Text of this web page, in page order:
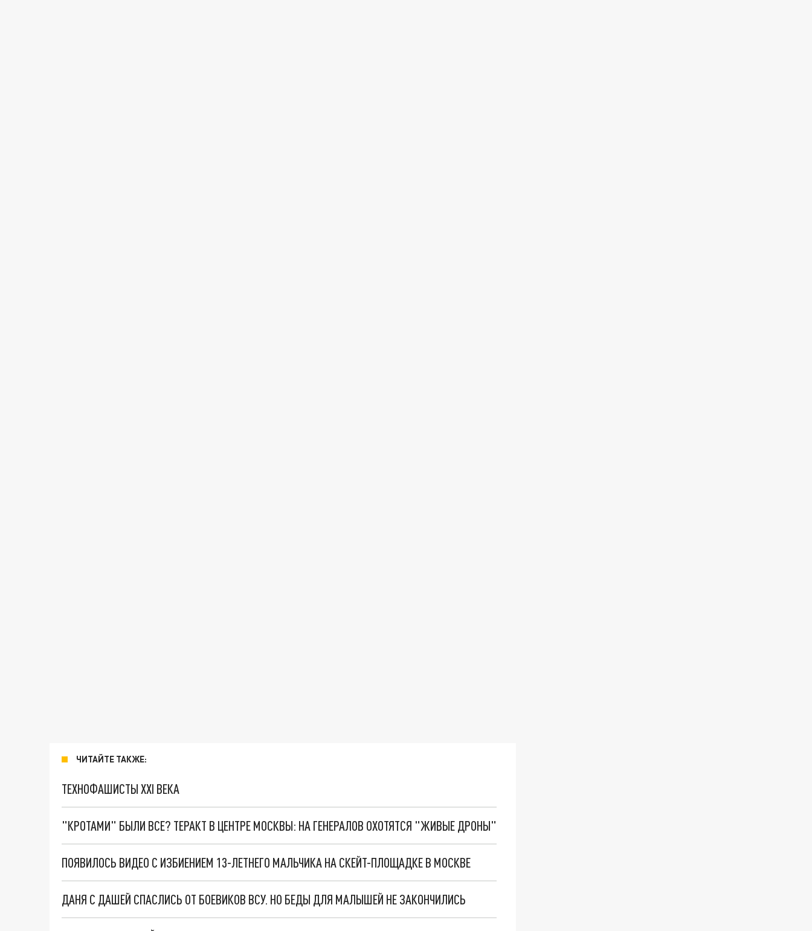
ЧИТАЙТЕ ТАКЖЕ:
ТЕХНОФАШИСТЫ XXI ВЕКА
"КРОТАМИ" БЫЛИ ВСЕ? ТЕРАКТ В ЦЕНТРЕ МОСКВЫ: НА ГЕНЕРАЛОВ ОХОТЯТСЯ "ЖИВЫЕ ДРОНЫ"
ПОЯВИЛОСЬ ВИДЕО С ИЗБИЕНИЕМ 13-ЛЕТНЕГО МАЛЬЧИКА НА СКЕЙТ-ПЛОЩАДКЕ В МОСКВЕ
ДАНЯ С ДАШЕЙ СПАСЛИСЬ ОТ БОЕВИКОВ ВСУ. НО БЕДЫ ДЛЯ МАЛЫШЕЙ НЕ ЗАКОНЧИЛИСЬ